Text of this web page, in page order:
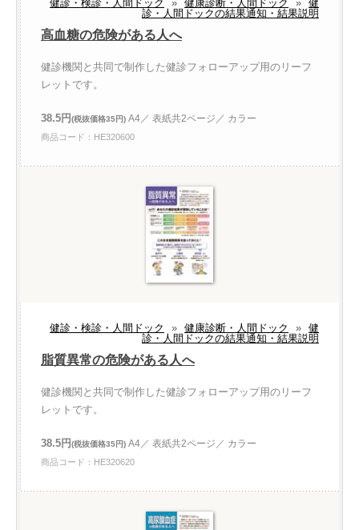
健診・検診・人間ドック » 健康診断・人間ドック » 健
診・人間ドックの結果通知・結果説明
高血糖の危険がある人へ
健診機関と共同で制作した健診フォローアップ用のリーフ
レットです。
38.5円(税抜価格35円) A4／ 表紙共2ページ／ カラー
商品コード：HE320600
健診・検診・人間ドック » 健康診断・人間ドック » 健
診・人間ドックの結果通知・結果説明
脂質異常の危険がある人へ
健診機関と共同で制作した健診フォローアップ用のリーフ
レットです。
38.5円(税抜価格35円) A4／ 表紙共2ページ／ カラー
商品コード：HE320620